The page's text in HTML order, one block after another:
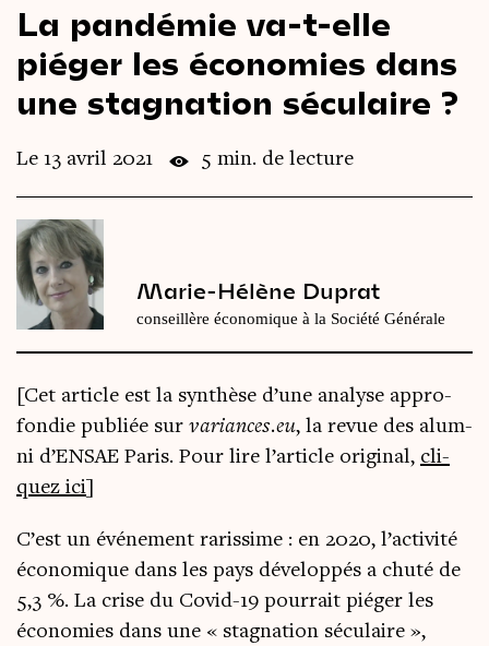
Le magazine 3,14
Vidéos
Podcast
La pandémie va-t-elle
piéger les économies dans
une stagnation séculaire ?
Le 13 avril 2021 5 min. de lecture
Marie-Hélène Duprat
conseillère économique à la Société Générale
[Cet article est la syn­thèse d’une ana­lyse appro­
fon­die publiée sur variances​.eu, la revue des alum­
ni d’ENSAE Paris. Pour lire l’ar­ticle ori­gi­nal, cli­
quez ici]
C’est un évé­ne­ment raris­sime : en 2020, l’ac­ti­vi­té
éco­no­mique dans les pays déve­lop­pés a chu­té de
5,3 %. La crise du Covid-19 pour­rait pié­ger les
éco­no­mies dans une « stag­na­tion sécu­laire »,